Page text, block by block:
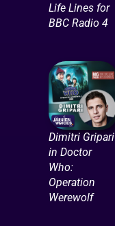
Life Lines for
BBC Radio 4
Dimitri Gripari
in Doctor
Who:
Operation
Werewolf